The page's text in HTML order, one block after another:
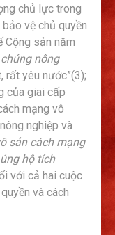
chủ lực trong
vệ chủ quyền
Cộng sản năm
nông
rất yêu nước”(3);
của giai cấp
mạng vô
nghiệp và
sản cách mạng
hộ tích
với cả hai cuộc
và cách